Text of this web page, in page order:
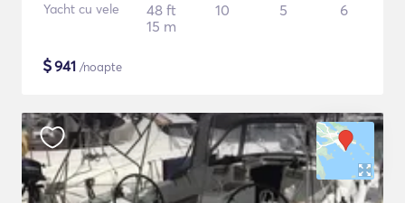
Yacht cu vele
48 ft
15 m
10 5 6
$941 /noapte